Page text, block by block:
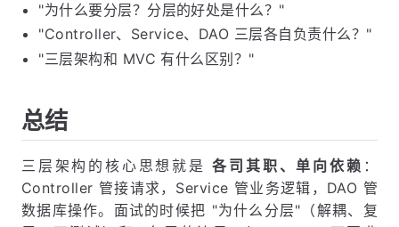
"为什么要分层？分层的好处是什么？"
"Controller、Service、DAO 三层各自负责什么？"
"三层架构和 MVC 有什么区别？"
总结
三层架构的核心思想就是各司其职、单向依赖 ：
Controller 管接请求，Service 管业务逻辑，DAO 管
数据库操作。面试的时候把 "为什么分层"（解耦、复